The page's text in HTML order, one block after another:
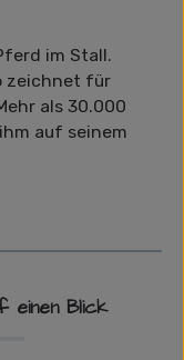
im Stall.
zeichnet für
als 30.000
auf seinem
einen Blick